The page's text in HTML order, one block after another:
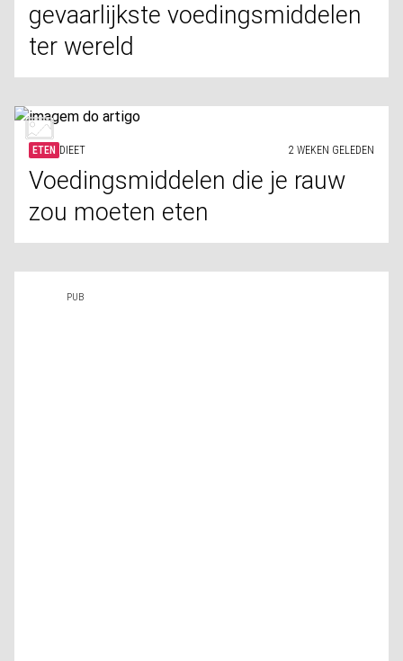
gevaarlijkste voedingsmiddelen
ter wereld
ETEN DIEET 2 WEKEN GELEDEN
Voedingsmiddelen die je rauw
zou moeten eten